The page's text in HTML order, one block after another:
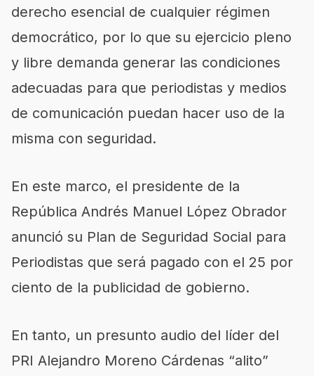
derecho esencial de cualquier régimen
democrático, por lo que su ejercicio pleno
y libre demanda generar las condiciones
adecuadas para que periodistas y medios
de comunicación puedan hacer uso de la
misma con seguridad.
En este marco, el presidente de la
República Andrés Manuel López Obrador
anunció su Plan de Seguridad Social para
Periodistas que será pagado con el 25 por
ciento de la publicidad de gobierno.
En tanto, un presunto audio del líder del
PRI Alejandro Moreno Cárdenas “alito”